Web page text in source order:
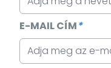
E-MAIL CÍM*